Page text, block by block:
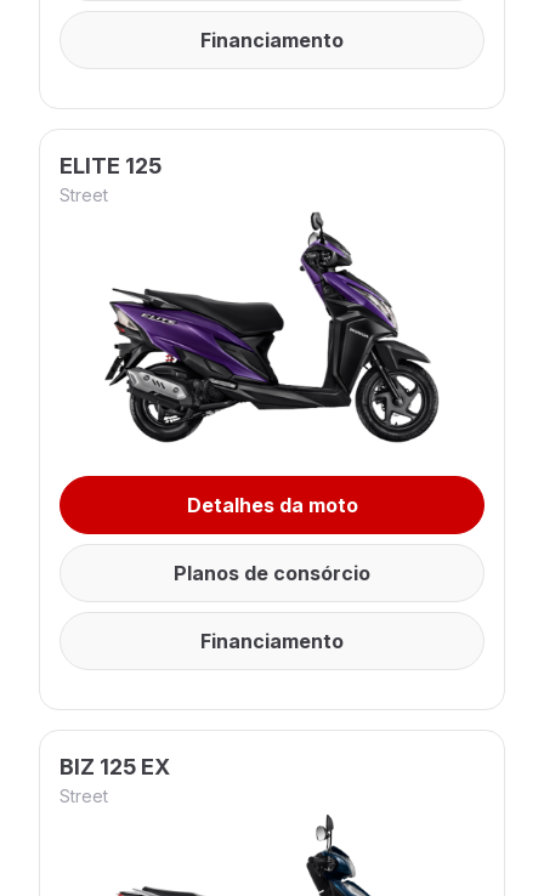
Financiamento
ELITE 125
Street
Detalhes da moto
Planos de consórcio
Financiamento
BIZ 125 EX
Street